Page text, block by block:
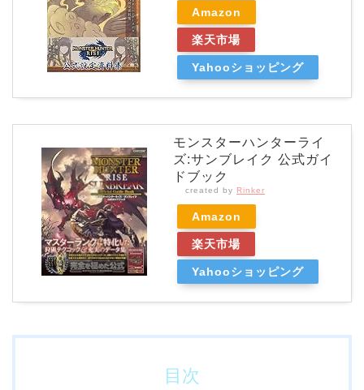
Amazon
楽天市場
Yahooショッピング
モンスターハンターライ
ズ:サンブレイク 公式ガイ
ドブック
created by Rinker
Amazon
楽天市場
Yahooショッピング
目次